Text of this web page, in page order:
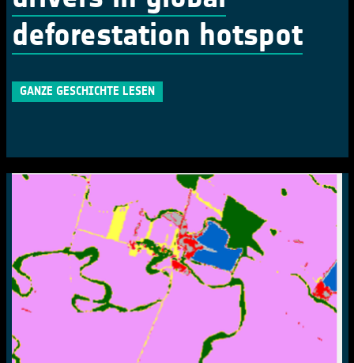
deforestation hotspot
GANZE GESCHICHTE LESEN